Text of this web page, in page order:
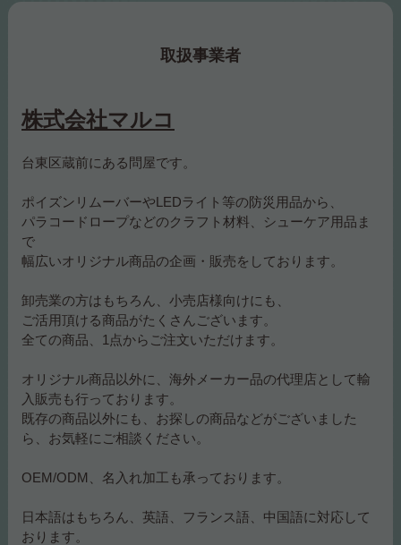
取扱事業者
株式会社マルコ
台東区蔵前にある問屋です。
ポイズンリムーバーやLEDライト等の防災用品から、
パラコードロープなどのクラフト材料、シューケア用品ま
で
幅広いオリジナル商品の企画・販売をしております。
卸売業の方はもちろん、小売店様向けにも、
ご活用頂ける商品がたくさんございます。
全ての商品、1点からご注文いただけます。
オリジナル商品以外に、海外メーカー品の代理店として輸
入販売も行っております。
既存の商品以外にも、お探しの商品などがございました
ら、お気軽にご相談ください。
OEM/ODM、名入れ加工も承っております。
日本語はもちろん、英語、フランス語、中国語に対応して
おります。